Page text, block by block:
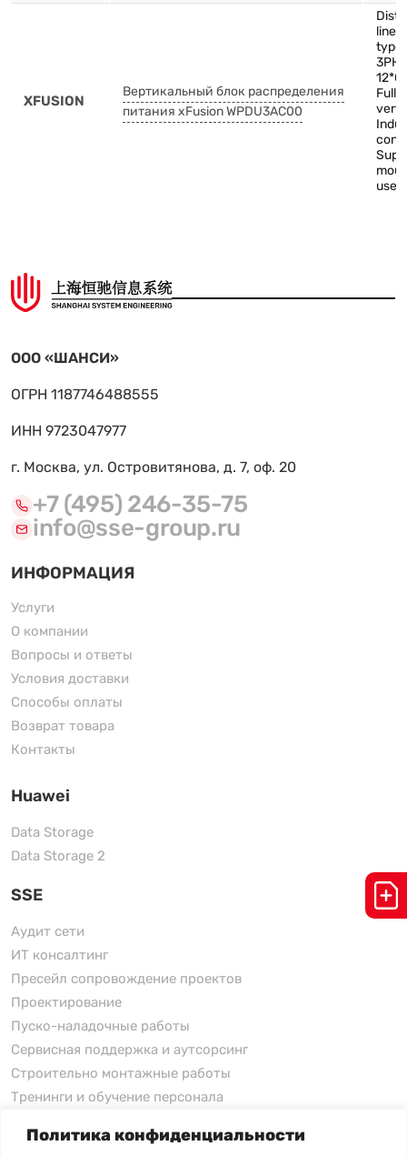
Политика конфиденциальности
XFUSION
Вертикальный блок распределения
питания xFusion WPDU3AC00
line-
Full
use
ООО «ШАНСИ»
ОГРН 1187746488555
ИНН 9723047977
г. Москва, ул. Островитянова, д. 7, оф. 20
+7 (495) 246-35-75
info@sse-group.ru
ИНФОРМАЦИЯ
Услуги
О компании
Вопросы и ответы
Условия доставки
Способы оплаты
Возврат товара
Контакты
Huawei
Data Storage
Data Storage 2
SSE
Аудит сети
ИТ консалтинг
Пресейл сопровождение проектов
Проектирование
Пуско-наладочные работы
Сервисная поддержка и аутсорсинг
Строительно монтажные работы
Тренинги и обучение персонала
xFusion